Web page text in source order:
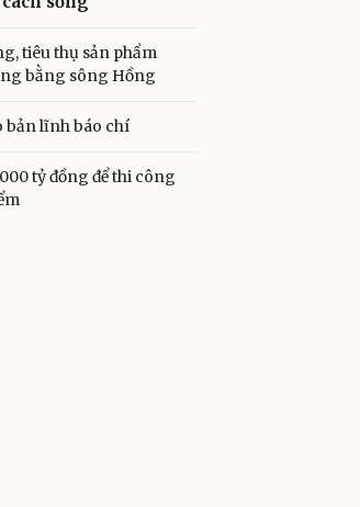
tiêu thụ sản phẩm
bằng sông Hồng
bản lĩnh báo chí
tỷ đồng để thi công